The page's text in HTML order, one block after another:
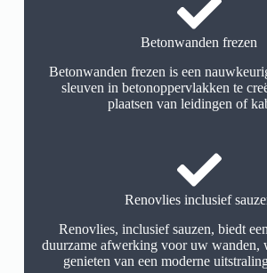
Betonwanden frezen
Betonwanden frezen is een
sleuven in betonoppervlakken te
plaatsen van leidingen of
Renovlies inclusief
Renovlies, inclusief sauzen, biedt
duurzame afwerking voor uw wanden,
genieten van een moderne